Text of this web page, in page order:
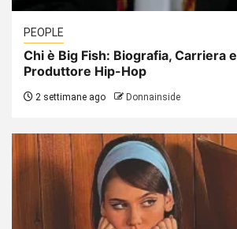
PEOPLE
Chi è Big Fish: Biografia, Carriera
Produttore Hip-Hop
2 settimane ago Donnainside